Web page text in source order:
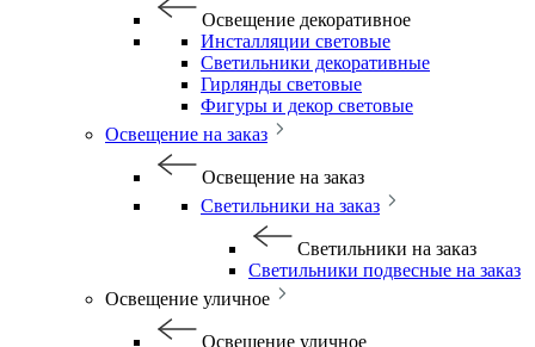
Освещение декоративное
Инсталляции световые
Светильники декоративные
Гирлянды световые
Фигуры и декор световые
Освещение на заказ
Освещение на заказ
Светильники на заказ
Светильники на заказ
Светильники подвесные на заказ
Освещение уличное
Освещение уличное